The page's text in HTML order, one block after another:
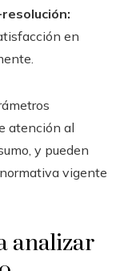
en
atención al
y pueden
vigente
analizar